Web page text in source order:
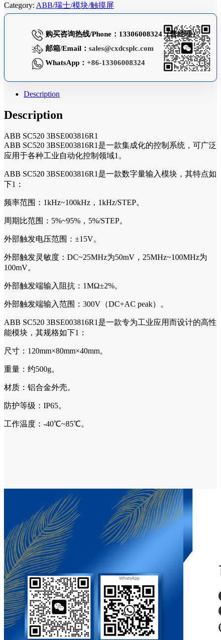
Category: ABB/瑞士/模块/触摸屏
购买咨询热线/Phone：13306008324（曹经理）
邮箱/Email： sales@cxdcsplc.com
WhatsApp： +86-13306008324
Description
Description
ABB SC520 3BSE003816R1
ABB SC520 3BSE003816R1是一款集成化的控制系统，可广泛
应用于各种工业自动化控制领域1。
ABB SC520 3BSE003816R1是一款数字量输入模块，其特点如
下1：
频率范围：1kHz~100kHz，1kHz/STEP。
周期比范围：5%~95%，5%/STEP。
外部触发电压范围：±15V。
外部触发灵敏度：DC~25MHz为50mV，25MHz~100MHz为
100mV。
外部触发端输入阻抗：1MΩ±2%。
外部触发端输入范围：300V（DC+AC peak）。
ABB SC520 3BSE003816R1是一款专为工业应用而设计的高性
能模块，其规格如下1：
尺寸：120mm×80mm×40mm。
重量：约500g。
材质：铝合金外壳。
防护等级：IP65。
工作温度：-40℃~85℃。